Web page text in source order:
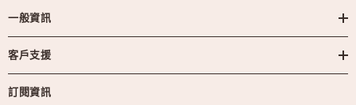
一般資訊
客戶支援
訂閱資訊